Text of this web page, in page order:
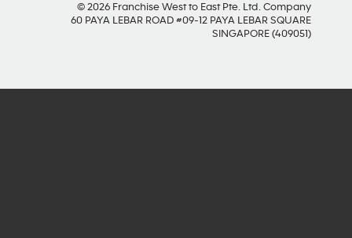
© 2026 Franchise West to East Pte. Ltd. Company
60 PAYA LEBAR ROAD #09-12 PAYA LEBAR SQUARE
SINGAPORE (409051)